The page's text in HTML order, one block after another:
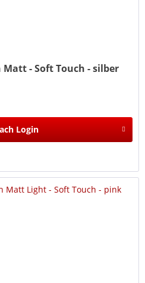
- Soft Touch - silber
Login